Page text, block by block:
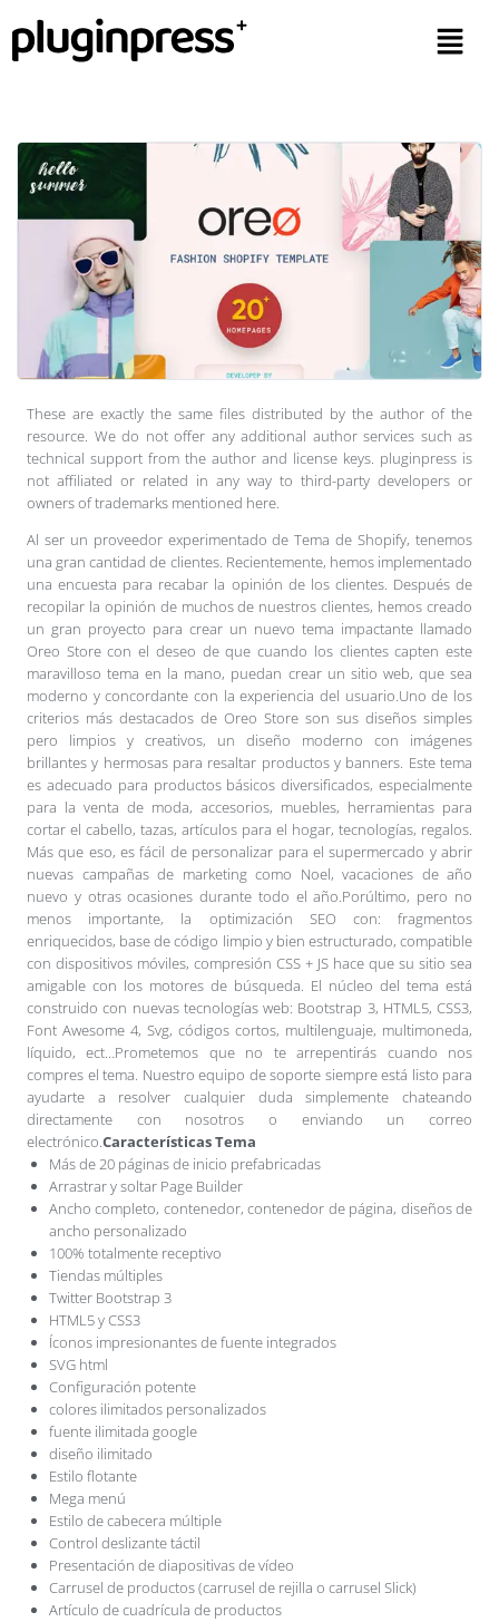
These are exactly the same files distributed by the author of the
resource. We do not offer any additional author services such as
technical support from the author and license keys. pluginpress is
not affiliated or related in any way to third-party developers or
owners of trademarks mentioned here.
Al ser un proveedor experimentado de Tema de Shopify, tenemos
una gran cantidad de clientes. Recientemente, hemos implementado
una encuesta para recabar la opinión de los clientes. Después de
recopilar la opinión de muchos de nuestros clientes, hemos creado
un gran proyecto para crear un nuevo tema impactante llamado
Oreo Store con el deseo de que cuando los clientes capten este
maravilloso tema en la mano, puedan crear un sitio web, que sea
moderno y concordante con la experiencia del usuario.Uno de los
criterios más destacados de Oreo Store son sus diseños simples
pero limpios y creativos, un diseño moderno con imágenes
brillantes y hermosas para resaltar productos y banners. Este tema
es adecuado para productos básicos diversificados, especialmente
para la venta de moda, accesorios, muebles, herramientas para
cortar el cabello, tazas, artículos para el hogar, tecnologías, regalos.
Más que eso, es fácil de personalizar para el supermercado y abrir
nuevas campañas de marketing como Noel, vacaciones de año
nuevo y otras ocasiones durante todo el año.Porúltimo, pero no
menos importante, la optimización SEO con: fragmentos
enriquecidos, base de código limpio y bien estructurado, compatible
con dispositivos móviles, compresión CSS + JS hace que su sitio sea
amigable con los motores de búsqueda. El núcleo del tema está
construido con nuevas tecnologías web: Bootstrap 3, HTML5, CSS3,
Font Awesome 4, Svg, códigos cortos, multilenguaje, multimoneda,
líquido, ect…Prometemos que no te arrepentirás cuando nos
compres el tema. Nuestro equipo de soporte siempre está listo para
ayudarte a resolver cualquier duda simplemente chateando
directamente con nosotros o enviando un correo
electrónico. Características Tema
Más de 20 páginas de inicio prefabricadas
Arrastrar y soltar Page Builder
Ancho completo, contenedor, contenedor de página, diseños de
ancho personalizado
100% totalmente receptivo
Tiendas múltiples
Twitter Bootstrap 3
HTML5 y CSS3
Íconos impresionantes de fuente integrados
SVG html
Configuración potente
colores ilimitados personalizados
fuente ilimitada google
diseño ilimitado
Estilo flotante
Mega menú
Estilo de cabecera múltiple
Control deslizante táctil
Presentación de diapositivas de vídeo
Carrusel de productos (carrusel de rejilla o carrusel Slick)
Artículo de cuadrícula de productos